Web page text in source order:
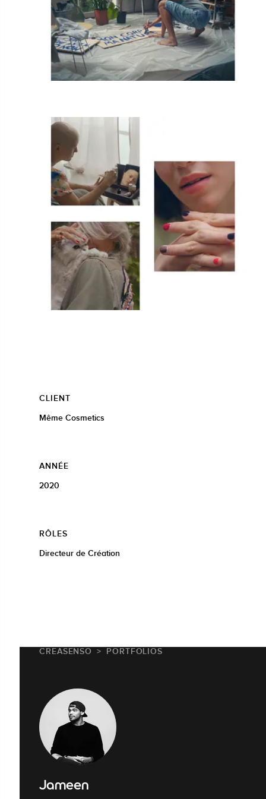
CLIENT
Même Cosmetics
ANNÉE
2020
RÔLES
Directeur de Création
CREASENSO PORTFOLIOS
Jameen